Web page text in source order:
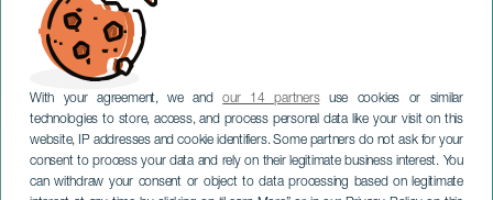
With your agreement, we andour 14 partnersuse cookies or similar
technologies to store, access, and process personal data like your visit on this
website, IP addresses and cookie identifiers. Some partners do not ask for your
consent to process your data and rely on their legitimate business interest. You
can withdraw your consent or object to data processing based on legitimate
TENERIFE